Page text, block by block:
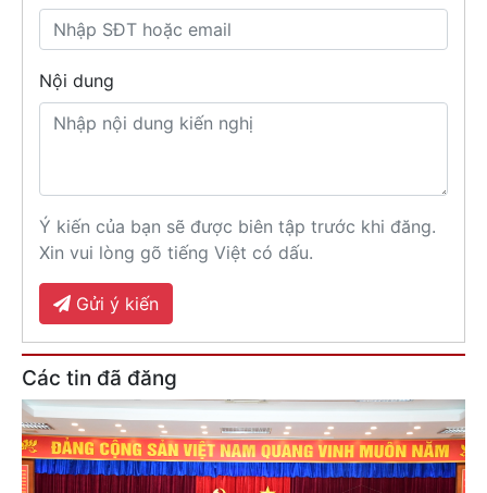
Nội dung
Ý kiến của bạn sẽ được biên tập trước khi đăng.
Xin vui lòng gõ tiếng Việt có dấu.
Gửi ý kiến
Các tin đã đăng